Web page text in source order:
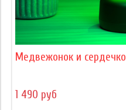
Медвежонок и сердечко
1 490 руб